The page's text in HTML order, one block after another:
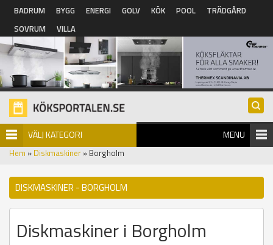
Hoppa till huvudinnehåll
BADRUM BYGG ENERGI GOLV KÖK POOL
TRÄDGÅRD
SOVRUM
VILLA
VÄLJ KATEGORI MENU
Hem » Diskmaskiner » Borgholm
DISKMASKINER - BORGHOLM
Diskmaskiner i Borgholm